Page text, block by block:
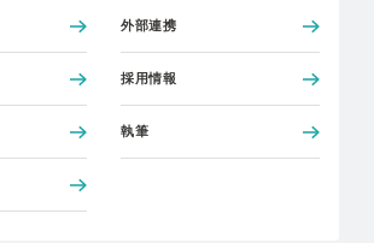
外部連携
採用情報
執筆